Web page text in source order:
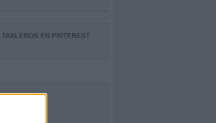
EN PINTEREST